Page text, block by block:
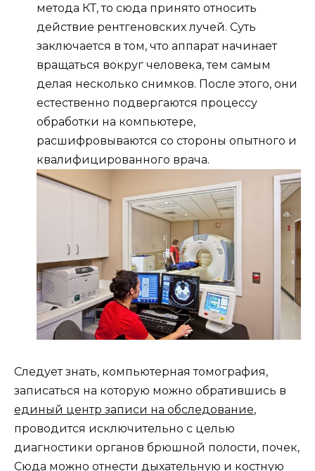
метода КТ, то сюда принято относить
действие рентгеновских лучей. Суть
заключается в том, что аппарат начинает
вращаться вокруг человека, тем самым
делая несколько снимков. После этого, они
естественно подвергаются процессу
обработки на компьютере,
расшифровываются со стороны опытного и
квалифицированного врача.
Следует знать, компьютерная томография,
записаться на которую можно обратившись в
единый центр записи на обследование,
проводится исключительно с целью
диагностики органов брюшной полости, почек,
Сюда можно отнести дыхательную и костную